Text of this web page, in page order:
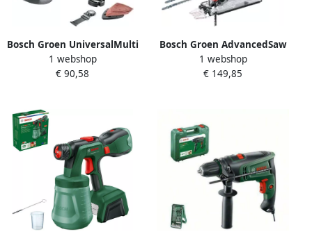
Bosch Groen UniversalMulti
18V-32 Accu Multitool |
Zonder accu en lader
1 webshop
€ 90,58
Bosch Groen AdvancedSaw
18V-140 Accu
decoupeerzaag | Zonder
1 webshop
€ 149,85